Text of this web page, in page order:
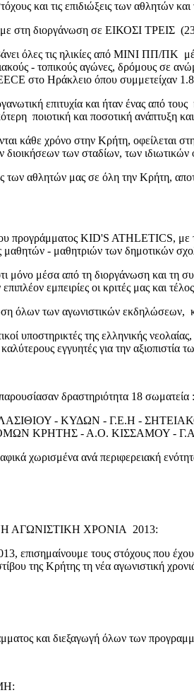
και τις επιδιώξεις των αθλητών
στη διοργάνωση σε ΕΙΚΟΣΙ ΤΡΕΙΣ
όλες τις ηλικίες από ΜΙΝΙ ΠΠ/ΠΚ
- τοπικούς αγώνες, δρόμους σε
στο Ηράκλειο όπου συμμετείχαν
επιτυχία και ήταν ένας από
ποιοτική και ποσοτική ανάπτυξη
κάθε χρόνο στην Κρήτη, οφείλεται
των σταδίων, των
των αθλητών μας σε όλη την
προγράμματος KID'S ATHLETICS, με
- μαθητριών των δημοτικών
μόνο μέσα από τη διοργάνωση και τη
εμπειρίες οι κριτές μας και
των αγωνιστικών εκδηλώσεων,
υποστηρικτές της ελληνικής
εγγυητές για την
δραστηριότητα 18 σωματεία :
- ΚΥΔΩΝ - Γ.Ε.Η -
ΚΡΗΤΗΣ - Α.Ο. ΚΙΣΣΑΜΟΥ -
χωρισμένα ανά περιφερειακή
ΑΓΩΝΙΣΤΙΚΗ ΧΡΟΝΙΑ 2013:
επισημαίνουμε τους στόχους που
της Κρήτης τη νέα αγωνιστική
και διεξαγωγή όλων των